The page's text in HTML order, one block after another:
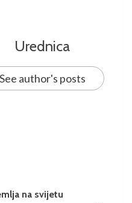
Urednica
See author's posts
na svijetu